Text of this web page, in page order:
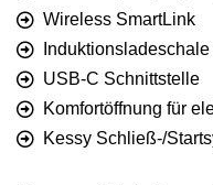
Wireless SmartLink
USB-C Schnittstelle
Komfortöffnung für
Kessy Schließ-/